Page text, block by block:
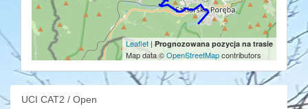
Leaflet | Prognozowana pozycja na trasie
Map data ©OpenStreetMapcontributors
UCI CAT2 / Open